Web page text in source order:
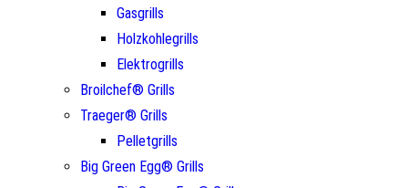
Gasgrills
Holzkohlegrills
Elektrogrills
Broilchef® Grills
Traeger® Grills
Pelletgrills
Big Green Egg® Grills